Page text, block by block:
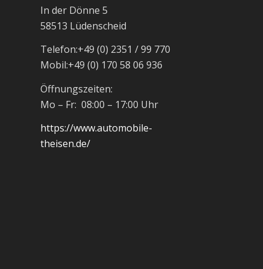
In der Dönne 5
58513 Lüdenscheid
Telefon:+49 (0) 2351 / 99 770
Mobil:+49 (0) 170 58 06 936
Öffnungszeiten:
Mo – Fr: 08:00 – 17:00 Uhr
https://www.automobile-
theisen.de/